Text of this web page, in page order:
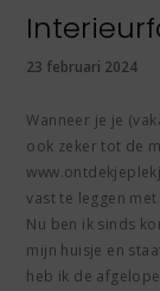
23 februari 2024
Wanneer je je
ook zeker tot de
vast te leggen
Nu ben ik sinds
mijn huisje en
heb ik de